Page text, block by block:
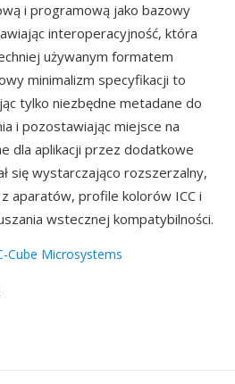
i programową jako bazowy
interoperacyjność, która
używanym formatem
minimalizm specyfikacji to
tylko niezbędne metadane do
i pozostawiając miejsce na
dla aplikacji przez dodatkowe
się wystarczająco rozszerzalny,
aparatów, profile kolorów ICC i
wstecznej kompatybilności.
Cube Microsystems